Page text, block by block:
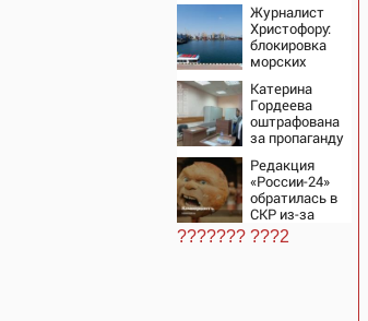
татарскую
деревню, где
прошло ее
детство
07/08/2026 –
Новости
Журналист
Христофору:
блокировка
морских
катастрофа
для Украины
Катерина
Гордеева
оштрафована
за пропаганду
интернете -
Новости на
Вести.ru
Редакция
«России-24»
обратилась в
СКР из-за
травли
съемочной
??????? ???2